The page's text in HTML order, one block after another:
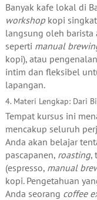
Banyak kafe lokal di
workshopkopi
langsung oleh barista
seperti manual
kopi), atau
intim dan fleksibel
lapangan.
4. Materi Lengkap: Dari
Tempat kursus ini
mencakup seluruh
Anda akan belajar
pascapanen, roasting,
(espresso, manual
kopi. Pengetahuan
Anda seorang coffee